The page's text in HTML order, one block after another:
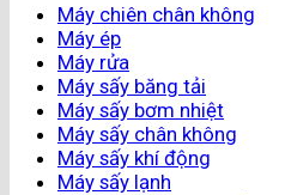
Máy chiên chân không
Máy ép
Máy rửa
Máy sấy băng tải
Máy sấy bơm nhiệt
Máy sấy chân không
Máy sấy khí động
Máy sấy lạnh